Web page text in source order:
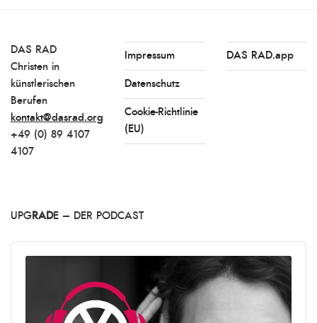
DAS RAD
Christen in
künstlerischen
Berufen
kontakt@dasrad.org
+49 (0) 89 4107
4107
Impressum
Datenschutz
Cookie-Richtlinie
(EU)
DAS RAD.app
UPG RADE – DER PODCAST
Audio
Player